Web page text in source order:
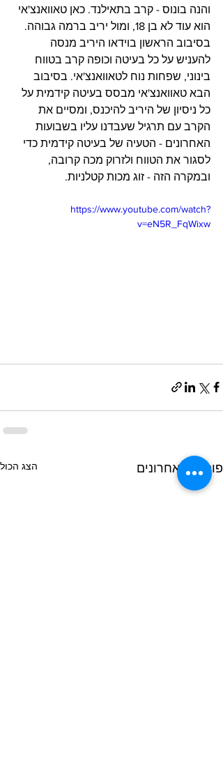
והנה בונוס - קרב בתאילנד. כאן טאוואנצ'אי
הוא עוד לא בן 18, ומול יריב ברמה גבוהה.
בסיבוב הראשון בוידאו היריב מנסה
להעניש על כל בעיטה וכופה קרב בטווח
בינוני, שפחות נוח לטאוואנצ'אי. בסיבוב
הבא טאוואנצ'אי מבסס בעיטה קידמית על
כל ניסיון של היריב להיכנס, ומסיים את
הקרב עם תרגיל שעבדנו עליו בשבועות
האחרונים - הטעיה של בעיטה קידמית כדי
לסגור את הטווח ולזרוק מכה קרובה,
ובמקרה הזה - זוג מכות קטלניות.
https://www.youtube.com/watch?
v=eN5R_FqWixw
פוסטים אחרונים הצג הכול